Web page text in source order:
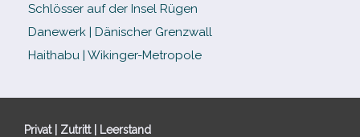
Schlösser auf der Insel Rügen
Danewerk | Dänischer Grenzwall
Haithabu | Wikinger-Metropole
Privat | Zutritt | Leerstand